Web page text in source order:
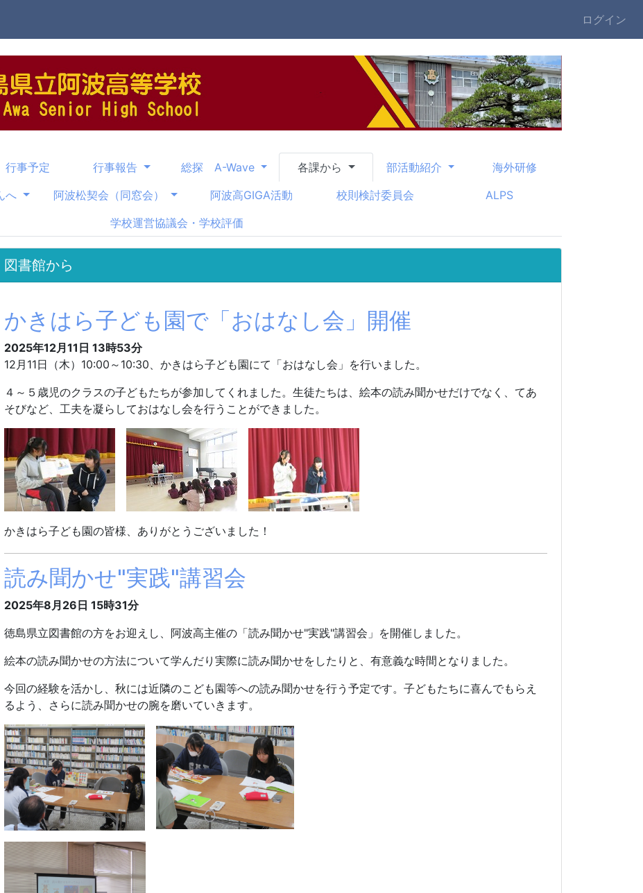
ログイン
行事予定 行事報告 総探 A-Wave 各課から 部活動紹介
海外研修
へ 阿波松契会（同窓会） 阿波高GIGA活動 校則検討委員会
ALPS
学校運営協議会・学校評価
図書館から
かきはら子ども園で「おはなし会」開催
2025年12月11日 13時53分
12月11日（木）10:00～10:30、かきはら子ども園にて「おはなし会」を行いました。
４～５歳児のクラスの子どもたちが参加してくれました。生徒たちは、絵本の読み聞かせだけでなく、てあ
そびなど、工夫を凝らしておはなし会を行うことができました。
かきはら子ども園の皆様、ありがとうございました！
読み聞かせ"実践"講習会
2025年8月26日 15時31分
徳島県立図書館の方をお迎えし、阿波高主催の「読み聞かせ"実践"講習会」を開催しました。
絵本の読み聞かせの方法について学んだり実際に読み聞かせをしたりと、有意義な時間となりました。
今回の経験を活かし、秋には近隣のこども園等への読み聞かせを行う予定です。子どもたちに喜んでもらえ
るよう、さらに読み聞かせの腕を磨いていきます。